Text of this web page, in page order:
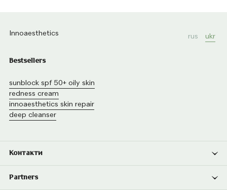
Innoaesthetics rus ukr
Bestsellers
sunblock spf 50+ oily skin
redness cream
innoaesthetics skin repair
deep cleanser
Контакти
Partners